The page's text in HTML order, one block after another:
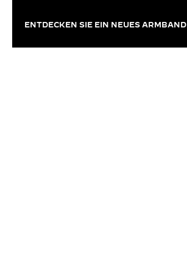
ENTDECKEN SIE EIN NEUES ARMBAND